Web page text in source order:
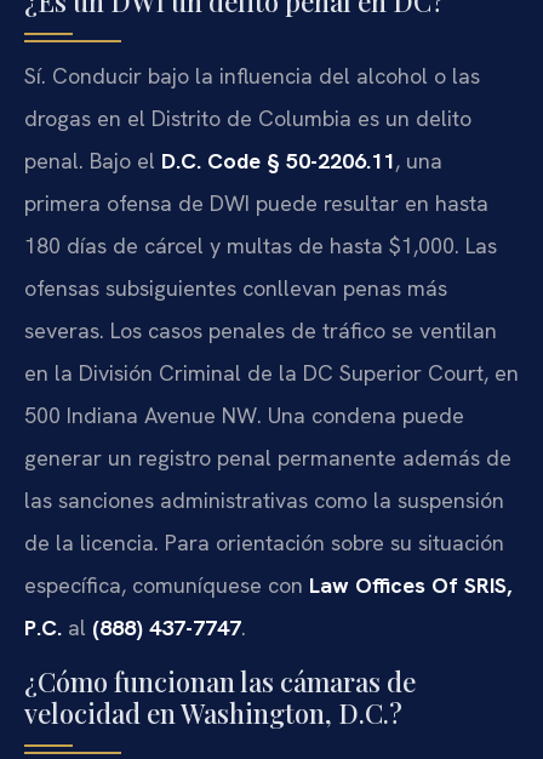
Sí. Conducir bajo la influencia del alcohol o las
drogas en el Distrito de Columbia es un delito
penal. Bajo el D.C. Code § 50-2206.11, una
primera ofensa de DWI puede resultar en hasta
180 días de cárcel y multas de hasta $1,000. Las
ofensas subsiguientes conllevan penas más
severas. Los casos penales de tráfico se ventilan
en la División Criminal de la DC Superior Court, en
500 Indiana Avenue NW. Una condena puede
generar un registro penal permanente además de
las sanciones administrativas como la suspensión
de la licencia. Para orientación sobre su situación
específica, comuníquese con Law Offices Of SRIS,
P.C. al (888) 437-7747.
¿Cómo funcionan las cámaras de
velocidad en Washington, D.C.?